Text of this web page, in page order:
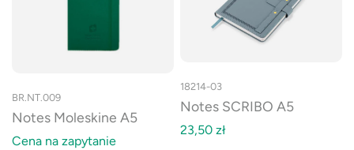
BR.NT.009
Notes Moleskine A5
Cena na zapytanie
18214-03
Notes SCRIBO A5
23,50 zł